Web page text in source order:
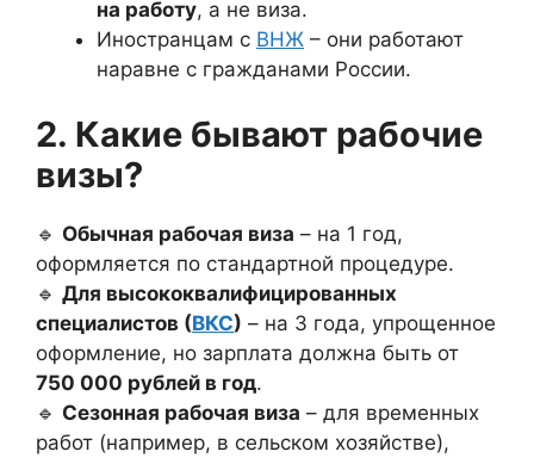
на работу, а не виза.
Иностранцам с ВНЖ – они работают
наравне с гражданами России.
2. Какие бывают рабочие
визы?
🔹 Обычная рабочая виза – на 1 год,
оформляется по стандартной процедуре.
🔹 Для высококвалифицированных
специалистов (ВКС) – на 3 года, упрощенное
оформление, но зарплата должна быть от
750 000 рублей в год.
🔹 Сезонная рабочая виза – для временных
работ (например, в сельском хозяйстве),